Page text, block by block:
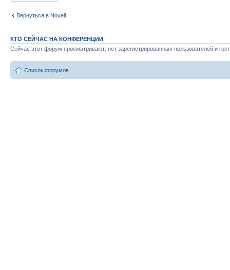
Вернуться в Novell
КТО СЕЙЧАС НА КОНФЕРЕНЦИИ
Сейчас этот форум просматривают: нет зарегистрированных пользователей и
Список форумов